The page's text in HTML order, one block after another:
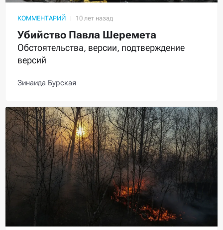
КОММЕНТАРИЙ
Убийство Павла Шеремета
Обстоятельства, версии, подтверждение
версий
Зинаида Бурская